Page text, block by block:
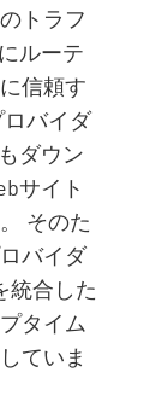
トラフ
ルーテ
信頼す
バイダ
ダウン
サイト
そのた
バイダ
統合した
タイム
ていま